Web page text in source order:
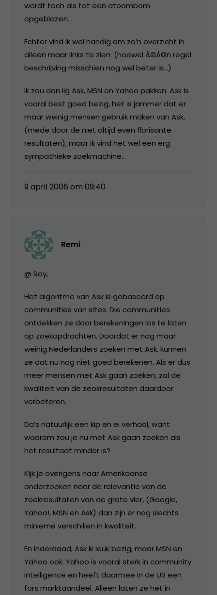
wordt toch als tot een atoombom
opgeblazen.
Echter vind ik wel handig om zo’n overzicht in
alleen maar links te zien. (hoewel Ã©Ã©n regel
beschrijving misschien nog wel beter is…)
Ik zou dan iig Ask, MSN en Yahoo pakken. Ask is
vooral best goed bezig, het is jammer dat er
maar weinig mensen gebruik maken van Ask,
(mede door de niet altijd even florisante
resultaten), maar ik vind het wel een erg
sympathieke zoekmachine…
9 april 2006 om 09:40
Remi
@ Roy,
Het algoritme van Ask is gebaseerd op
communities van sites. Die communities
ontdekken ze door berekeningen los te laten
op zoekopdrachten. Doordat er nog maar
weinig Nederlanders zoeken met Ask, kunnen
ze dat nu nog niet goed berekenen. Als er dus
meer mensen met Ask gaan zoeken, zal de
kwaliteit van de zeokresultaten daardoor
verbeteren.
Da’s natuurlijk een kip en ei verhaal, want
waarom zou je nu met Ask gaan zoeken als
het resultaat minder is?
Kijk je overigens naar Amerikaanse
onderzoeken naar de relevantie van de
zoekresultaten van de grote vier, (Google,
Yahoo!, MSN en Ask) dan zijn er nog slechts
minieme verschillen in kwaliteit.
En inderdaad, Ask ik leuk bezig, maar MSN en
Yahoo ook. Yahoo is vooral sterk in community
intelligence en heeft daarmee in de US een
fors marktaandeel. Alleen laten ze het in